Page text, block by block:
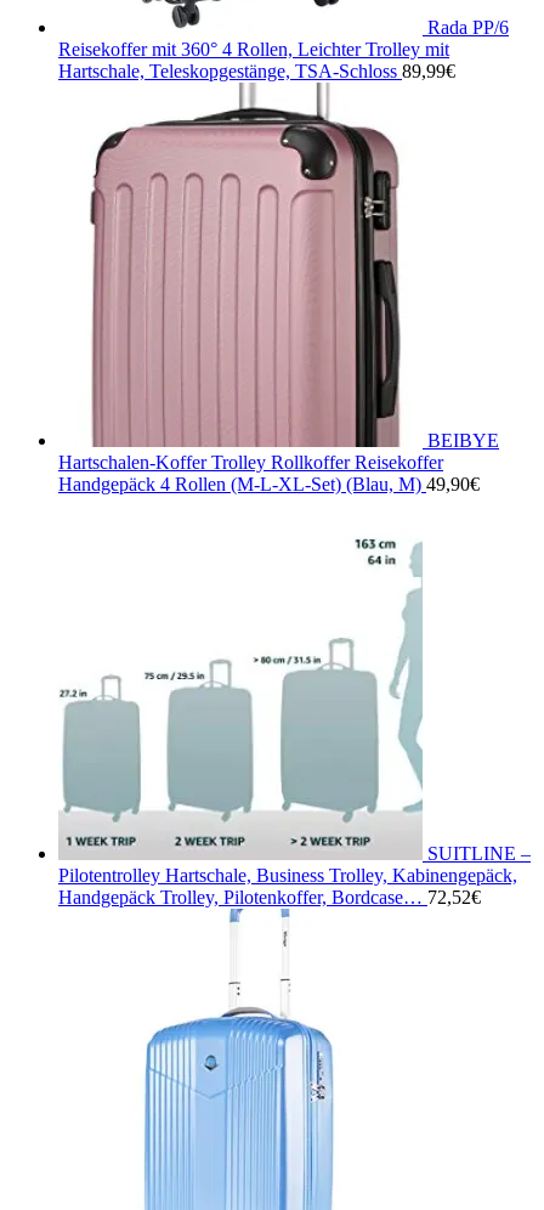
Rada PP/6
Reisekoffer mit 360° 4 Rollen, Leichter Trolley mit
Hartschale, Teleskopgestänge, TSA-Schloss 89,99€
BEIBYE
Hartschalen-Koffer Trolley Rollkoffer Reisekoffer
Handgepäck 4 Rollen (M-L-XL-Set) (Blau, M) 49,90€
SUITLINE –
Pilotentrolley Hartschale, Business Trolley, Kabinengepäck,
Handgepäck Trolley, Pilotenkoffer, Bordcase… 72,52€